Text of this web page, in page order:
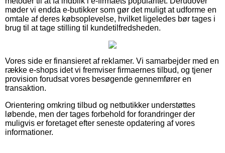
møder vi endda e-butikker som gør det muligt at udforme en
omtale af deres købsoplevelse, hvilket ligeledes bør tages i
brug til at tage stilling til kundetilfredsheden.
Vores side er finansieret af reklamer. Vi samarbejder med en
række e-shops idet vi fremviser firmaernes tilbud, og tjener
provision forudsat vores besøgende gennemfører en
transaktion.
Orientering omkring tilbud og netbutikker understøttes
løbende, men der tages forbehold for forandringer der
muligvis er foretaget efter seneste opdatering af vores
informationer.